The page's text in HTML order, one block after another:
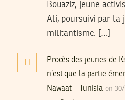
Bouaziz, jeune
Ali, poursuivi par la
militantisme. […]
11
Procès des jeunes de
n’est que la partie
Nawaat - Tunisia on